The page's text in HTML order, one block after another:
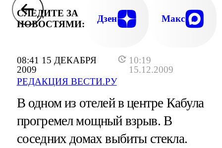
08:41 15 ДЕКАБРЯ
2009
10:19
15.12.2009
РЕДАКЦИЯ ВЕСТИ.РУ
СЛЕДИТЕ ЗА
НОВОСТЯМИ:
Дзен Макс
В одном из отелей в центре Кабула
прогремел мощный взрыв. В
соседних домах выбиты стекла.